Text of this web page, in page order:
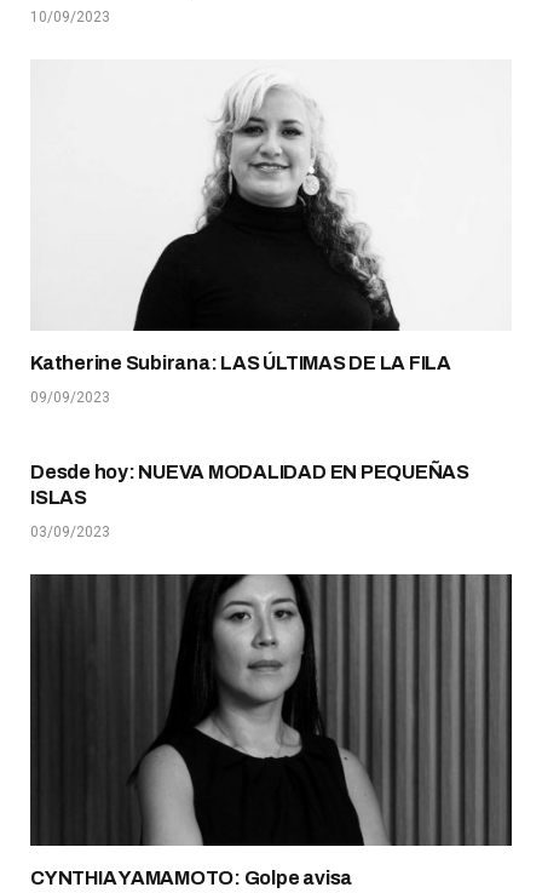
10/09/2023
Katherine Subirana: LAS ÚLTIMAS DE LA FILA
09/09/2023
Desde hoy: NUEVA MODALIDAD EN PEQUEÑAS
ISLAS
03/09/2023
CYNTHIA YAMAMOTO: Golpe avisa